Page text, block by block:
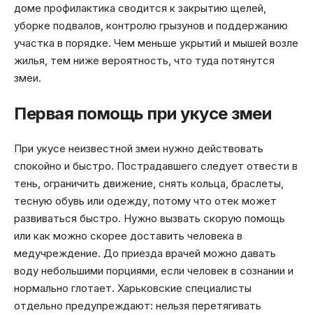
доме профилактика сводится к закрытию щелей,
уборке подвалов, контролю грызунов и поддержанию
участка в порядке. Чем меньше укрытий и мышей возле
жилья, тем ниже вероятность, что туда потянутся
змеи.
Первая помощь при укусе змеи
При укусе неизвестной змеи нужно действовать
спокойно и быстро. Пострадавшего следует отвести в
тень, ограничить движение, снять кольца, браслеты,
тесную обувь или одежду, потому что отек может
развиваться быстро. Нужно вызвать скорую помощь
или как можно скорее доставить человека в
медучреждение. До приезда врачей можно давать
воду небольшими порциями, если человек в сознании и
нормально глотает. Харьковские специалисты
отдельно предупреждают: нельзя перетягивать